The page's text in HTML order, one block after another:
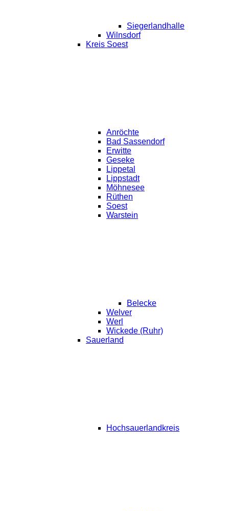
Siegerlandhalle
Wilnsdorf
Kreis Soest
Anröchte
Bad Sassendorf
Erwitte
Geseke
Lippetal
Lippstadt
Möhnesee
Rüthen
Soest
Warstein
Belecke
Welver
Werl
Wickede (Ruhr)
Sauerland
Hochsauerlandkreis